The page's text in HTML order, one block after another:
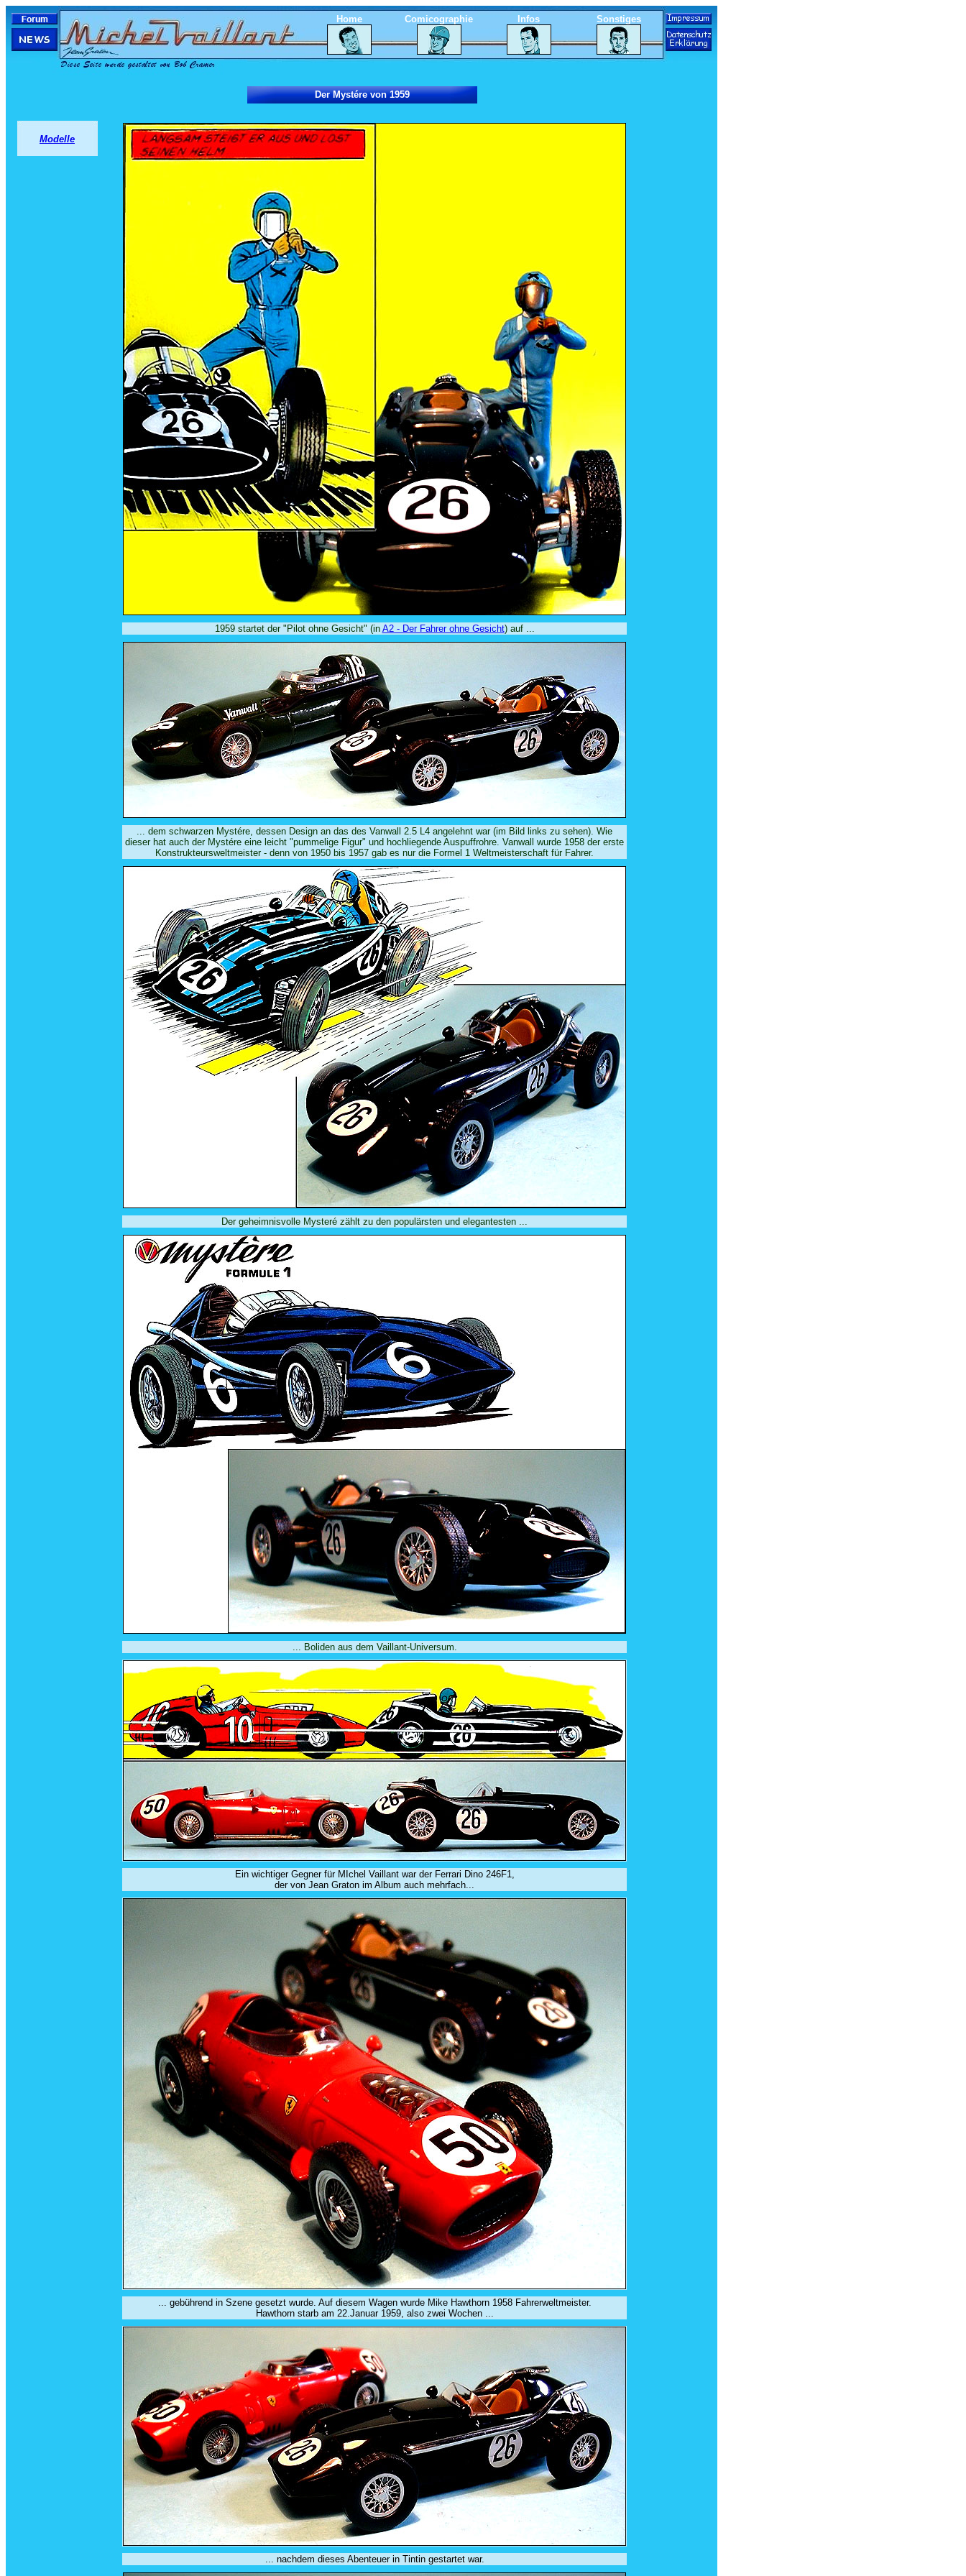
Home Comicographie Infos Sonstiges
Der Mystére von 1959
Modelle
1959 startet der "Pilot ohne Gesicht" (in A2 - Der Fahrer ohne Gesicht) auf ...
... dem schwarzen Mystére, dessen Design an das des Vanwall 2.5 L4 angelehnt war (im Bild links zu sehen). Wie
dieser hat auch der Mystére eine leicht "pummelige Figur" und hochliegende Auspuffrohre. Vanwall wurde 1958 der erste
Konstrukteursweltmeister - denn von 1950 bis 1957 gab es nur die Formel 1 Weltmeisterschaft für Fahrer.
Der geheimnisvolle Mysteré zählt zu den populärsten und elegantesten ...
... Boliden aus dem Vaillant-Universum.
Ein wichtiger Gegner für MIchel Vaillant war der Ferrari Dino 246F1,
der von Jean Graton im Album auch mehrfach...
... gebührend in Szene gesetzt wurde. Auf diesem Wagen wurde Mike Hawthorn 1958 Fahrerweltmeister.
Hawthorn starb am 22.Januar 1959, also zwei Wochen ...
... nachdem dieses Abenteuer in Tintin gestartet war.